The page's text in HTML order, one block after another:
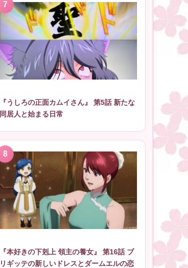
『うしろの正面カムイさん』 第5話 新たな
同居人と始まる日常
『本好きの下剋上 領主の養女』 第16話 ブ
リギッテの新しいドレスとダームエルの恋